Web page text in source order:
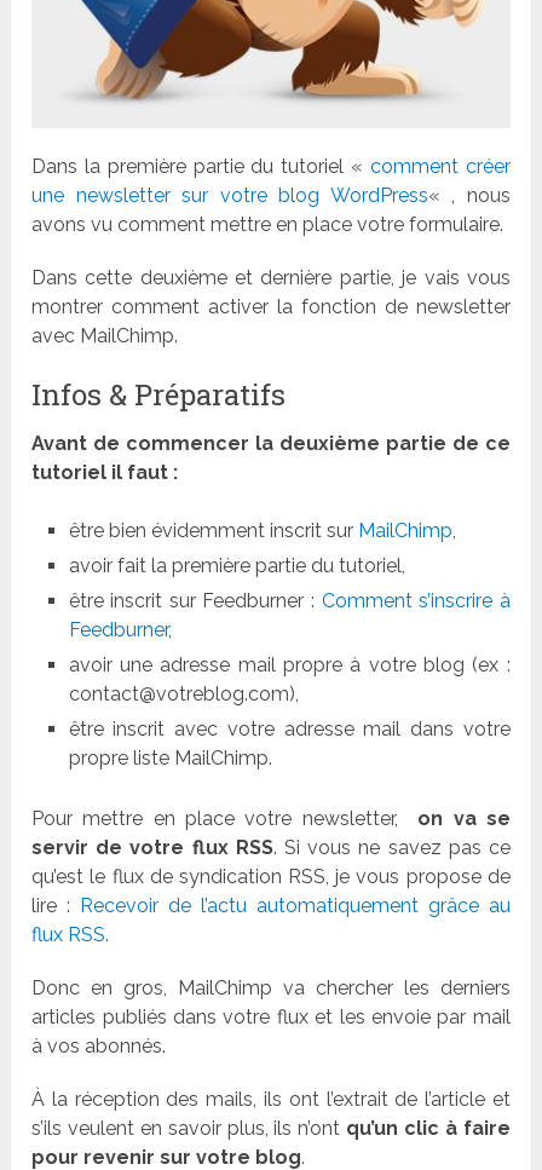
Dans la première partie du tutoriel «comment créer
une newsletter sur votre blog WordPress« , nous
avons vu comment mettre en place votre formulaire.
Dans cette deuxième et dernière partie, je vais vous
montrer comment activer la fonction de newsletter
avec MailChimp.
Infos & Préparatifs
Avant de commencer la deuxième partie de ce
tutoriel il faut :
être bien évidemment inscrit sur MailChimp,
avoir fait la première partie du tutoriel,
être inscrit sur Feedburner : Comment s’inscrire à
Feedburner,
avoir une adresse mail propre à votre blog (ex :
contact@votreblog.com),
être inscrit avec votre adresse mail dans votre
propre liste MailChimp.
Pour mettre en place votre newsletter, on va se
servir de votre flux RSS. Si vous ne savez pas ce
qu’est le flux de syndication RSS, je vous propose de
lire : Recevoir de l’actu automatiquement grâce au
flux RSS.
Donc en gros, MailChimp va chercher les derniers
articles publiés dans votre flux et les envoie par mail
à vos abonnés.
À la réception des mails, ils ont l’extrait de l’article et
s’ils veulent en savoir plus, ils n’ont qu’un clic à faire
pour revenir sur votre blog.